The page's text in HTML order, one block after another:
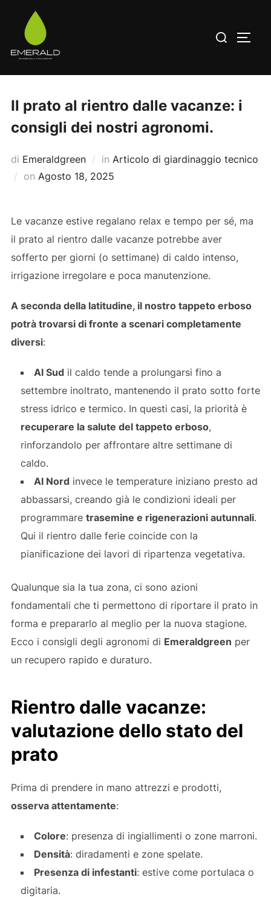
contenuto
Cerca
Il prato al rientro dalle vacanze: i
consigli dei nostri agronomi.
di Emeraldgreen in Articolo di giardinaggio tecnico
on Pubblicato
Agosto 18, 2025
Le vacanze estive regalano relax e tempo per sé, ma
il prato al rientro dalle vacanze potrebbe aver
sofferto per giorni (o settimane) di caldo intenso,
irrigazione irregolare e poca manutenzione.
A seconda della latitudine, il nostro tappeto erboso
potrà trovarsi di fronte a scenari completamente
diversi:
Al Sudil caldo tende a prolungarsi fino a
settembre inoltrato, mantenendo il prato sotto forte
stress idrico e termico. In questi casi, la priorità è
recuperare la salute del tappeto erboso,
rinforzandolo per affrontare altre settimane di
caldo.
Al Nordinvece le temperature iniziano presto ad
abbassarsi, creando già le condizioni ideali per
programmare trasemine e rigenerazioni autunnali.
Qui il rientro dalle ferie coincide con la
pianificazione dei lavori di ripartenza vegetativa.
Qualunque sia la tua zona, ci sono azioni
fondamentali che ti permettono di riportare il prato in
forma e prepararlo al meglio per la nuova stagione.
Ecco i consigli degli agronomi di Emeraldgreen per
un recupero rapido e duraturo.
Rientro dalle vacanze:
valutazione dello stato del
prato
Prima di prendere in mano attrezzi e prodotti,
osserva attentamente:
Colore: presenza di ingiallimenti o zone marroni.
Densità: diradamenti e zone spelate.
Presenza di infestanti: estive come portulaca o
digitaria.